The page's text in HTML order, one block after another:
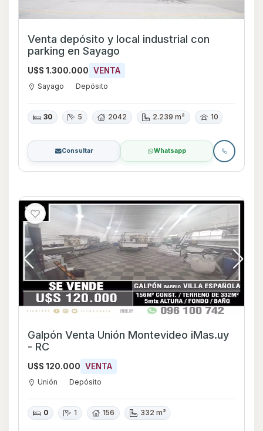
Venta depósito y local industrial con
parking en Sayago
U$S 1.300.000 VENTA
Sayago Depósito
30 5 2042 2.239 m² 10
Consultar Whatsapp
Galpón Venta Unión Montevideo iMas.uy
- RC
U$S 120.000 VENTA
Unión Depósito
0 1 156 332 m²